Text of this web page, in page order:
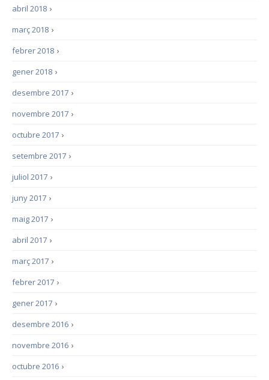
›
abril 2018
›
març 2018
›
febrer 2018
›
gener 2018
›
desembre 2017
›
novembre 2017
›
octubre 2017
›
setembre 2017
›
juliol 2017
›
juny 2017
›
maig 2017
›
abril 2017
›
març 2017
›
febrer 2017
›
gener 2017
›
desembre 2016
›
novembre 2016
›
octubre 2016